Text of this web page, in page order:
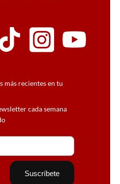
más recientes en tu
cada semana